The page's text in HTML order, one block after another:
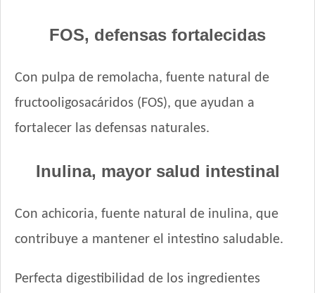
Royal Canin Perro Raza Bulldog Francés Puppy
Royal Canin Perro Raza Caniche Puppy
Royal Canin Perro Raza Jack Russell Terrier Puppy
Royal Canin Perro Raza Labrador Retriever Puppy
Royal Canin Perro Raza Pug Puppy
Royal Canin Perro Veterinary Gastrointestinal Canine Puppy
FOS, defensas fortalecidas
Con pulpa de remolacha, fuente natural de
fructooligosacáridos (FOS), que ayudan a
fortalecer las defensas naturales.
Inulina, mayor salud intestinal
Con achicoria, fuente natural de inulina, que
contribuye a mantener el intestino saludable.
Perfecta digestibilidad de los ingredientes